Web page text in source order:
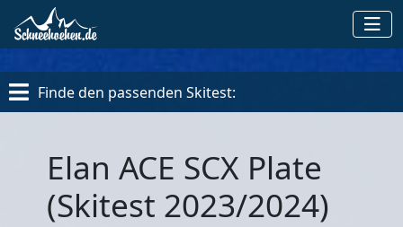
Elan ACE SCX Plate
(Skitest 2023/2024)
Finde den passenden Skitest: